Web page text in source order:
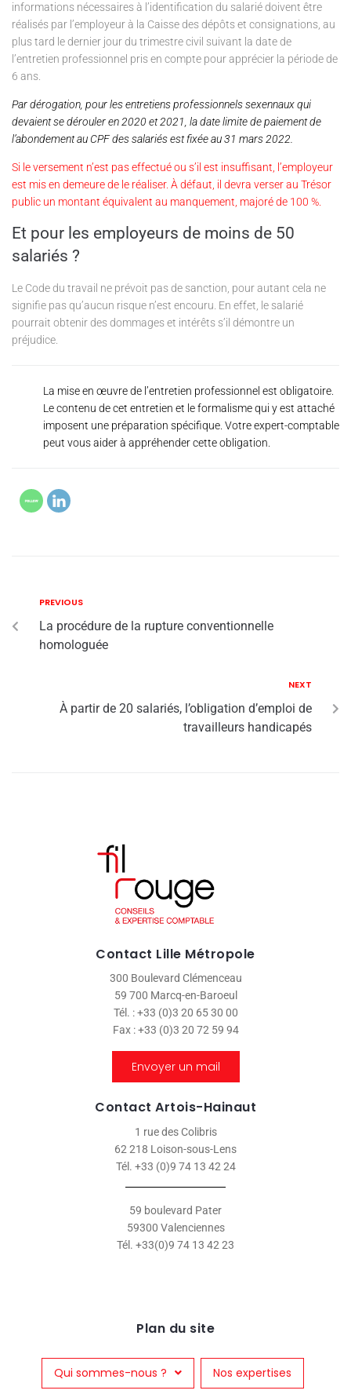
informations nécessaires à l’identification du salarié doivent être
réalisés par l’employeur à la Caisse des dépôts et consignations, au
plus tard le dernier jour du trimestre civil suivant la date de
l’entretien professionnel pris en compte pour apprécier la période de
6 ans.
Par dérogation, pour les entretiens professionnels sexennaux qui
devaient se dérouler en 2020 et 2021, la date limite de paiement de
l’abondement au CPF des salariés est fixée au 31 mars 2022.
Si le versement n’est pas effectué ou s’il est insuffisant, l’employeur
est mis en demeure de le réaliser. À défaut, il devra verser au Trésor
public un montant équivalent au manquement, majoré de 100 %.
Et pour les employeurs de moins de 50
salariés ?
Le Code du travail ne prévoit pas de sanction, pour autant cela ne
signifie pas qu’aucun risque n’est encouru. En effet, le salarié
pourrait obtenir des dommages et intérêts s’il démontre un
préjudice.
La mise en œuvre de l’entretien professionnel est obligatoire.
Le contenu de cet entretien et le formalisme qui y est attaché
imposent une préparation spécifique. Votre expert-comptable
peut vous aider à appréhender cette obligation.
PREVIOUS
La procédure de la rupture conventionnelle
homologuée
NEXT
À partir de 20 salariés, l’obligation d’emploi de
travailleurs handicapés
Contact Lille Métropole
300 Boulevard Clémenceau
59 700 Marcq-en-Baroeul
Tél. : +33 (0)3 20 65 30 00
Fax : +33 (0)3 20 72 59 94
Envoyer un mail
Contact Artois-Hainaut
1 rue des Colibris
62 218 Loison-sous-Lens
Tél. +33 (0)9 74 13 42 24
59 boulevard Pater
59300 Valenciennes
Tél. +33(0)9 74 13 42 23
Plan du site
Qui sommes-nous ? Nos expertises